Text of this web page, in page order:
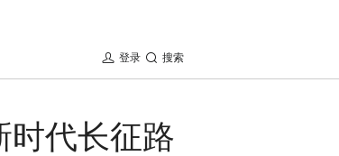
搜索
登录
时代长征路